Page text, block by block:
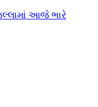
આજે ભારે